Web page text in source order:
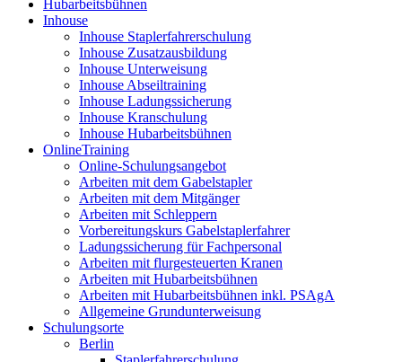
Hubarbeitsbühnen
Inhouse
Inhouse Staplerfahrerschulung
Inhouse Zusatzausbildung
Inhouse Unterweisung
Inhouse Abseiltraining
Inhouse Ladungssicherung
Inhouse Kranschulung
Inhouse Hubarbeitsbühnen
OnlineTraining
Online-Schulungsangebot
Arbeiten mit dem Gabelstapler
Arbeiten mit dem Mitgänger
Arbeiten mit Schleppern
Vorbereitungskurs Gabelstaplerfahrer
Ladungssicherung für Fachpersonal
Arbeiten mit flurgesteuerten Kranen
Arbeiten mit Hubarbeitsbühnen
Arbeiten mit Hubarbeitsbühnen inkl. PSAgA
Allgemeine Grundunterweisung
Schulungsorte
Berlin